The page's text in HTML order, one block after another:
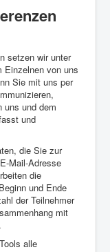
setzen wir unter
Einzelnen von uns
Sie mit uns per
uns und dem
und
die Sie zur
Mail-Adresse
die
und Ende
der Teilnehmer
mit
alle